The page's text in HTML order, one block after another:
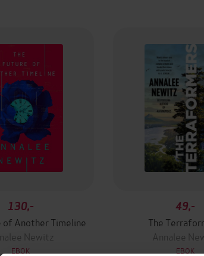
130,-
of Another Timeline
Newitz
EBOK
49,-
The
Annalee
EBOK